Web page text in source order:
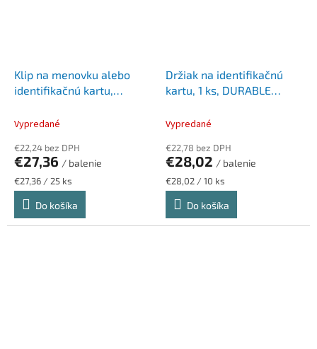
Klip na menovku alebo
identifikačnú kartu,
Vypredané
€22,24 bez DPH
€27,36 / balenie
Jednotková
cena:
€27,36 / 25 ks
Do košíka
Držiak na identifikačnú
kartu, 1 ks, DURABLE
Vypredané
€22,78 bez DPH
€28,02 / balenie
Jednotková
cena:
€28,02 / 10 ks
Do košíka